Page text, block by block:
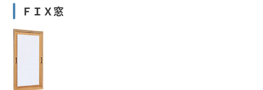
ＦＩＸ窓